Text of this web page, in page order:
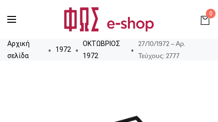
0
Αρχική
σελίδα
1972
ΟΚΤΩΒΡΙΟΣ
1972
27/10/1972 – Αρ.
Τεύχους: 2777